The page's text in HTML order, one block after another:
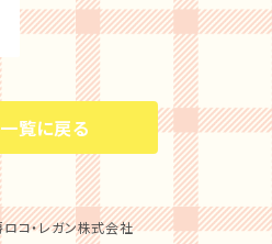
覧に戻る
コ・レガン株式会社